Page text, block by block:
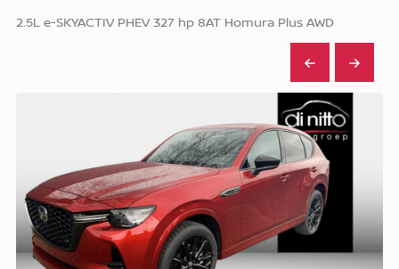
Autoverhuur
2.5L e-SKYACTIV PHEV 327 hp 8AT Homura Plus AWD